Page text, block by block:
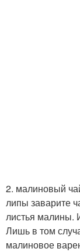
2. малиновый
липы заварите
листья малины.
Лишь в том
малиновое